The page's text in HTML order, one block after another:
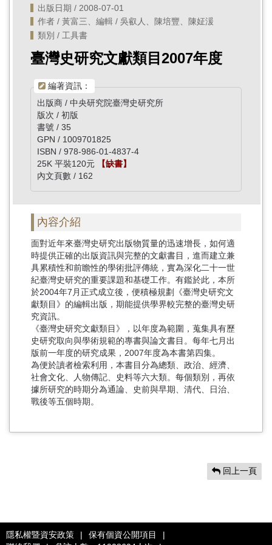
出版日期 / 2008-07-01
作者 / 黃富三、編輯 / 吳叡人、陳培豐、陳姃湲
類別 / 工具書
臺灣史研究文獻類目2007年度
編著資訊：
出版商 / 中央研究院臺灣史研究所
版次 / 初版
書號 / 35
GPN / 1009701825
ISBN / 978-986-01-4837-4
25K 平裝120元 【缺書】
內文頁數 / 162
內容介紹
面對近年來臺灣史研究出版物質量的迅速增長，如何適
時提供正確的出版資訊與完整的文獻書目，進而建立兼
具累積性和前瞻性的學術批評傳統，實為深化二十一世
紀臺灣史研究的重要課題和基礎工作。有鑑於此，本所
於2004年7月正式成立後，便積極規劃《臺灣史研究文
獻類目》的編輯出版，期能提供學界較完整的臺灣史研
究資訊。
《臺灣史研究文獻類目》，以年度為範圍，蒐集具有歷
史研究取向與學術規範的專書與論文書目。每年七月出
版前一年度的研究成果，2007年度為本書第四集。
為便於讀者檢索利用，本書目分為總類、政治、經濟、
社會文化、人物傳記、史料等六大類。每個類別，再依
據所研究的時期分為通論、史前與早期、清代、日治、
戰後等五個時期。
回上一頁
隱私權暨資安政策 | 保有個資公開項目
|